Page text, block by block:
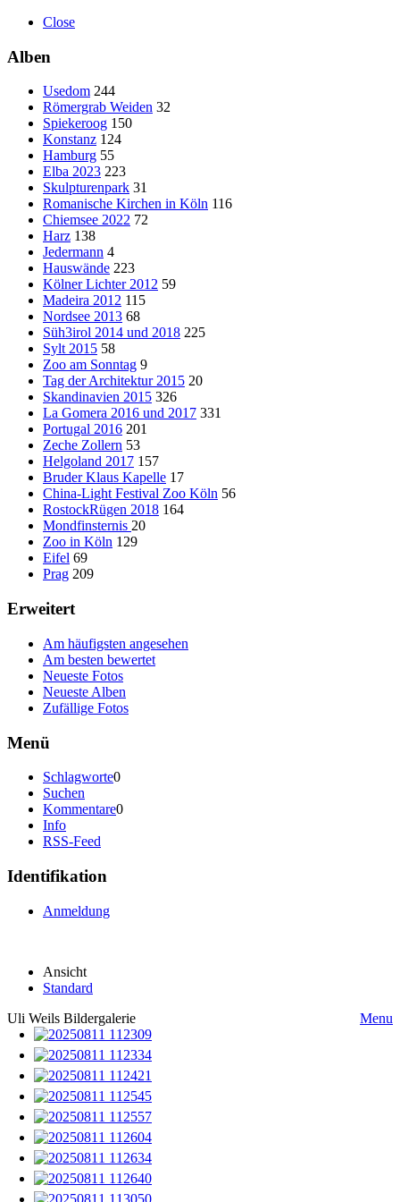
Close
Alben
Usedom 244
Römergrab Weiden 32
Spiekeroog 150
Konstanz 124
Hamburg 55
Elba 2023 223
Skulpturenpark 31
Romanische Kirchen in Köln 116
Chiemsee 2022 72
Harz 138
Jedermann 4
Hauswände 223
Kölner Lichter 2012 59
Madeira 2012 115
Nordsee 2013 68
Süh3irol 2014 und 2018 225
Sylt 2015 58
Zoo am Sonntag 9
Tag der Architektur 2015 20
Skandinavien 2015 326
La Gomera 2016 und 2017 331
Portugal 2016 201
Zeche Zollern 53
Helgoland 2017 157
Bruder Klaus Kapelle 17
China-Light Festival Zoo Köln 56
RostockRügen 2018 164
Mondfinsternis 20
Zoo in Köln 129
Eifel 69
Prag 209
Erweitert
Am häufigsten angesehen
Am besten bewertet
Neueste Fotos
Neueste Alben
Zufällige Fotos
Menü
Schlagworte0
Suchen
Kommentare0
Info
RSS-Feed
Identifikation
Anmeldung
Ansicht
Standard
Uli Weils Bildergalerie
Menu